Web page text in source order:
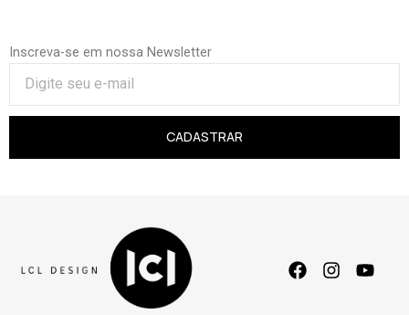
Inscreva-se em nossa Newsletter
CADASTRAR